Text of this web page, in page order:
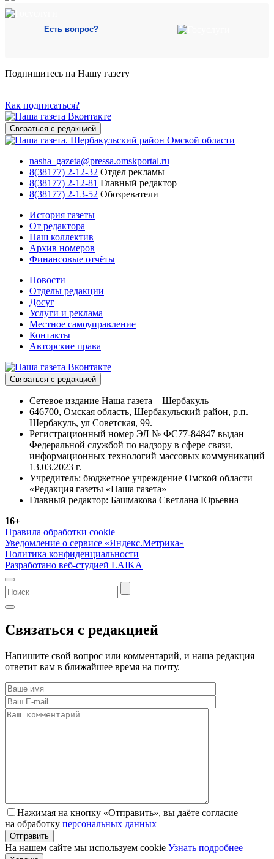
Есть вопрос?
Подпишитесь на Нашу газету
Как подписаться?
Связаться с редакцией
nasha_gazeta@pressa.omskportal.ru
8(38177) 2-12-32 Отдел рекламы
8(38177) 2-12-81 Главный редактор
8(38177) 2-13-52 Обозреватели
История газеты
От редактора
Наш коллектив
Архив номеров
Финансовые отчёты
Новости
Отделы редакции
Досуг
Услуги и реклама
Местное самоуправление
Контакты
Авторские права
Связаться с редакцией
Сетевое издание Наша газета – Шербакуль
646700, Омская область, Шербакульский район, р.п.
Шербакуль, ул Советская, 99.
Регистрационный номер ЭЛ № ФС77-84847 выдан
Федеральной службой по надзору в сфере связи,
информационных технологий массовых коммуникаций
13.03.2023 г.
Учредитель: бюджетное учреждение Омской области
«Редакция газеты «Наша газета»
Главный редактор: Башмакова Светлана Юрьевна
16+
Правила обработки cookie
Уведомление о сервисе «Яндекс.Метрика»
Политика конфиденциальности
Разработано веб-студией LAIKA
Связаться с редакцией
Напишите свой вопрос или комментарий, и наша редакция
ответит вам в ближайшее время на почту.
Нажимая на кнопку «Отправить», вы даёте согласие
на обработку персональных данных
На нашем сайте мы используем cookie Узнать подробнее